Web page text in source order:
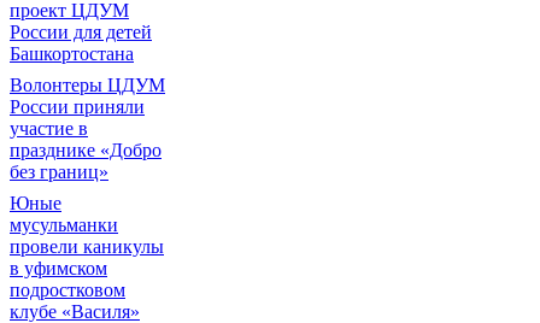
проект ЦДУМ
России для детей
Башкортостана
Волонтеры ЦДУМ
России приняли
участие в
празднике «Добро
без границ»
Юные
мусульманки
провели каникулы
в уфимском
подростковом
клубе «Василя»